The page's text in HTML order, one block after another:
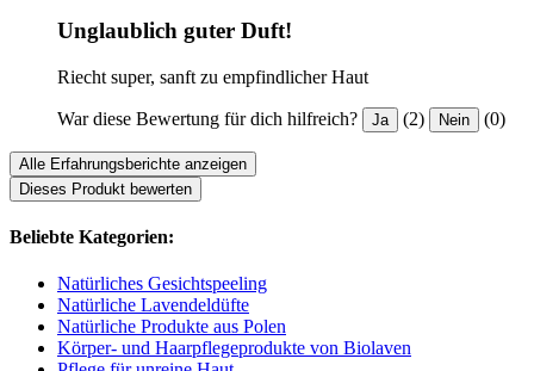
Unglaublich guter Duft!
Riecht super, sanft zu empfindlicher Haut
War diese Bewertung für dich hilfreich? Ja (2) Nein (0)
Alle Erfahrungsberichte anzeigen
Dieses Produkt bewerten
Beliebte Kategorien:
Natürliches Gesichtspeeling
Natürliche Lavendeldüfte
Natürliche Produkte aus Polen
Körper- und Haarpflegeprodukte von Biolaven